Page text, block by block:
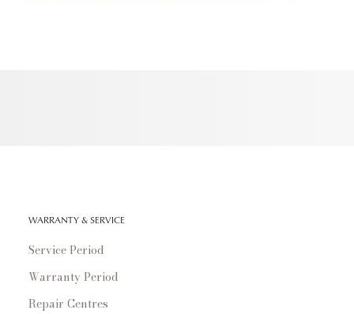
WARRANTY & SERVICE
Service Period
Warranty Period
Repair Centres